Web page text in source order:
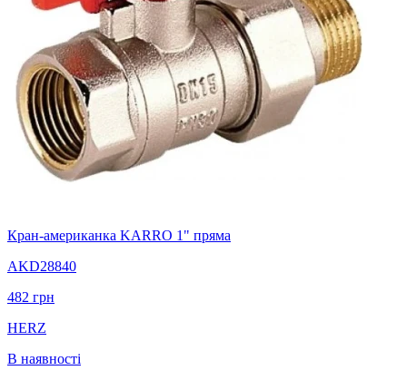
Кран-американка KARRO 1" пряма
AKD28840
482 грн
HERZ
В наявності